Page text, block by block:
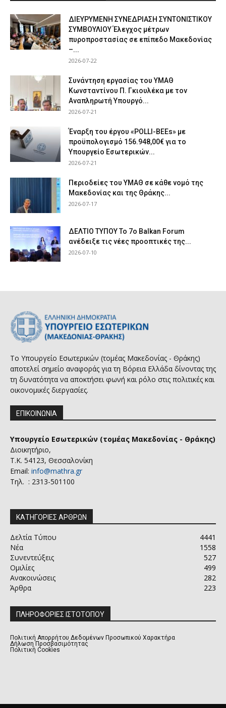
ΔΙΕΥΡΥΜΕΝΗ ΣΥΝΕΔΡΙΑΣΗ ΣΥΝΤΟΝΙΣΤΙΚΟΥ
ΣΥΜΒΟΥΛΙΟΥ Έλεγχος μέτρων
πυροπροστασίας σε επίπεδο Μακεδονίας
–...
2026-07-22
Συνάντηση εργασίας του ΥΜΑΘ
Κωνσταντίνου Π. Γκιουλέκα με τον
Αναπληρωτή Υπουργό...
2026-07-21
Έναρξη του έργου «POLLI-BEEs» με
προϋπολογισμό 156.948,00€ για το
Υπουργείο Εσωτερικών...
2026-07-21
Περιοδείες του ΥΜΑΘ σε κάθε νομό της
Μακεδονίας και της Θράκης...
2026-07-17
ΔΕΛΤΙΟ ΤΥΠΟΥ Το 7ο Balkan Forum
ανέδειξε τις νέες προοπτικές της...
2026-07-10
Το Υπουργείο Εσωτερικών (τομέας Μακεδονίας - Θράκης)
αποτελεί σημείο αναφοράς για τη Βόρεια Ελλάδα δίνοντας της
τη δυνατότητα να αποκτήσει φωνή και ρόλο στις πολιτικές και
οικονομικές διεργασίες.
ΕΠΙΚΟΙΝΩΝΙΑ
Υπουργείο Εσωτερικών (τομέας Μακεδονίας - Θράκης)
Διοικητήριο,
Τ.Κ. 54123, Θεσσαλονίκη
Email: info@mathra.gr
Τηλ. : 2313-501100
ΚΑΤΗΓΟΡΙΕΣ ΑΡΘΡΩΝ
Δελτία Τύπου
4441
Νέα
1558
Συνεντεύξεις
527
Ομιλίες
499
Ανακοινώσεις
282
Άρθρα
223
ΠΛΗΡΟΦΟΡΙΕΣ ΙΣΤΟΤΟΠΟΥ
Πολιτική Απορρήτου Δεδομένων Προσωπικού Χαρακτήρα
Δήλωση Προσβασιμότητας
Πολιτική Cookies